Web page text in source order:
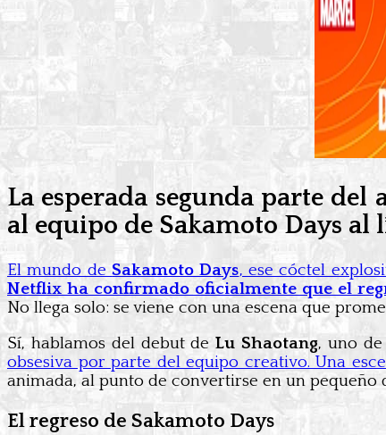
La esperada segunda parte del
al equipo de Sakamoto Days al
El mundo deSakamoto Days, ese cóctel
Netflix ha confirmado oficialmente que el
No llega solo: se viene con una escena que
Sí, hablamos del debut deLu Shaotang, uno de
obsesiva por parte del equipo creativo. Una
animada, al punto de convertirse en un
El regreso de Sakamoto Days